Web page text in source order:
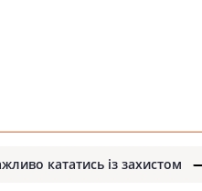
кататись із захистом